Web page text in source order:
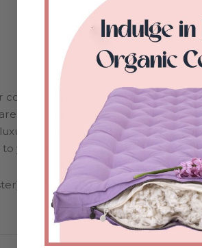
commitment to zero-waste
must-have. Made from a variety of
velvet, it’s gentle on your hair
your daily routine.
(Oeko-tex certified)